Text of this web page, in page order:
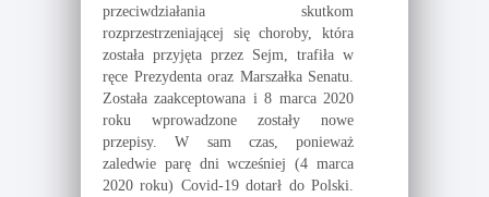
przeciwdziałania skutkom
rozprzestrzeniającej się choroby, która
została przyjęta przez Sejm, trafiła w
ręce Prezydenta oraz Marszałka Senatu.
Została zaakceptowana i 8 marca 2020
roku wprowadzone zostały nowe
przepisy. W sam czas, ponieważ
zaledwie parę dni wcześniej (4 marca
2020 roku) Covid-19 dotarł do Polski.